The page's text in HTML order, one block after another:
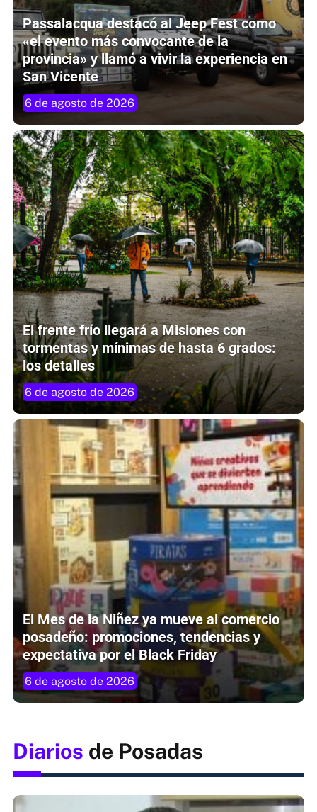
Passalacqua destacó al Jeep Fest como
«el evento más convocante de la
provincia» y llamó a vivir la experiencia en
San Vicente
6 de agosto de 2026
El frente frío llegará a Misiones con
tormentas y mínimas de hasta 6 grados:
los detalles
6 de agosto de 2026
El Mes de la Niñez ya mueve al comercio
posadeño: promociones, tendencias y
expectativa por el Black Friday
6 de agosto de 2026
Diarios de Posadas